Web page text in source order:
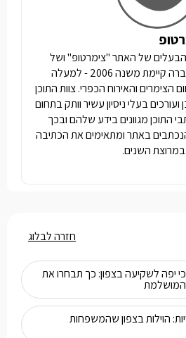
של האתר "צימרטופ" ושל
פורטלי תיירות נוספים. החברה קיימת משנה 2006 - למעלה
הצימרים והאירוח הכפרי. צוות התוכן
בעלי ניסיון עשיר וותק בתחום
התוכן מגוונים בידע שלהם ובכך
באתר ומתאימים את הכתיבה
השנים.
יפה לשקיעה בצפון: כך תבחרו את
המושלמת
הוילות בצפון שהמשפחות
חזרה לבלוג